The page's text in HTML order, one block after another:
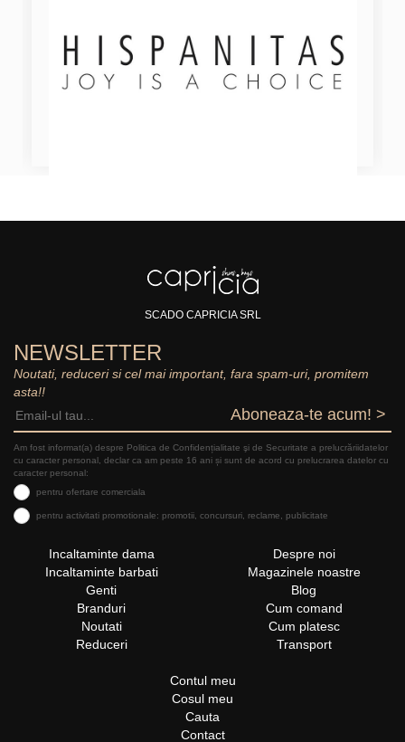
SCADO CAPRICIA SRL
NEWSLETTER
Noutati, reduceri si cel mai important, fara spam-uri, promitem
asta!!
Aboneaza-te acum! >
Am fost informat(a) despre Politica de Confidențialitate şi de Securitate a prelucrăriidatelor
cu caracter personal, declar ca am peste 16 ani și sunt de acord cu prelucrarea datelor cu
caracter personal:
pentru ofertare comerciala
pentru activitati promotionale: promotii, concursuri, reclame, publicitate
Incaltaminte dama
Incaltaminte barbati
Genti
Branduri
Noutati
Reduceri
Despre noi
Magazinele noastre
Blog
Cum comand
Cum platesc
Transport
Contul meu
Cosul meu
Cauta
Contact